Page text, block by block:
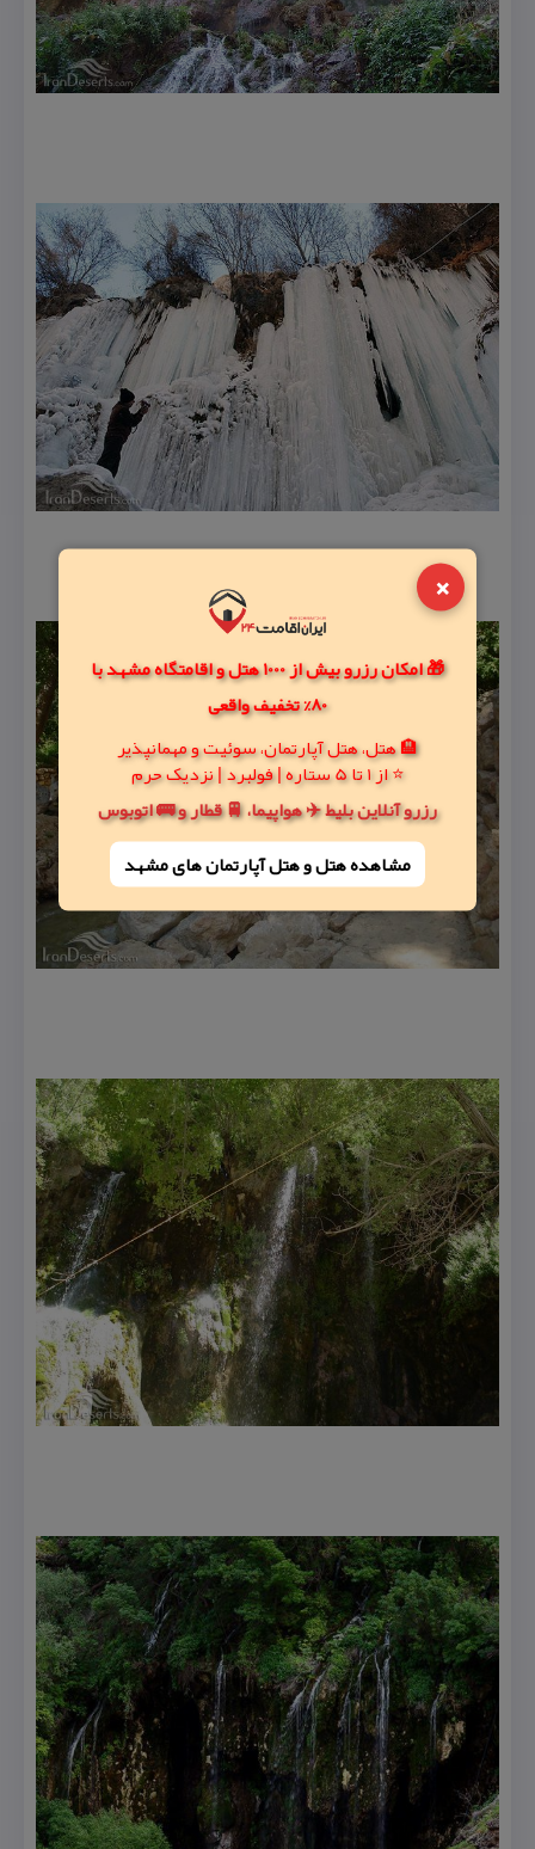
×
🎁 امکان رزرو بیش از 1000 هتل و اقامتگاه مشهد با
80% تخفیف واقعی
🏨 هتل، هتل آپارتمان، سوئیت و مهمانپذیر
⭐ از 1 تا 5 ستاره | فولبرد | نزدیک حرم
رزرو آنلاین بلیط ✈️ هواپیما، 🚆 قطار و 🚌 اتوبوس
مشاهده هتل و هتل‌ آپارتمان های مشهد